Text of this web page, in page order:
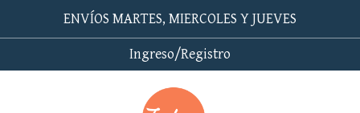
ENVÍOS MARTES, MIERCOLES Y JUEVES
Ingreso/Registro